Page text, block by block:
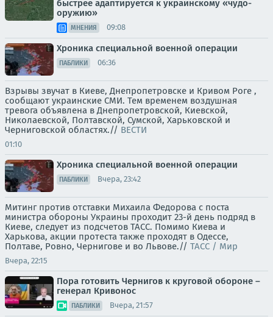
быстрее адаптируется к украинскому «чудо-
оружию»
МНЕНИЯ 09:08
Хроника специальной военной операции
ПАБЛИКИ 06:36
Взрывы звучат в Киеве, Днепропетровске и Кривом Роге ,
сообщают украинские СМИ. Тем временем воздушная
тревога объявлена в Днепропетровской, Киевской,
Николаевской, Полтавской, Сумской, Харьковской и
Черниговской областях.// ВЕСТИ
01:10
Хроника специальной военной операции
ПАБЛИКИ Вчера, 23:42
Митинг против отставки Михаила Федорова с поста
министра обороны Украины проходит 23-й день подряд в
Киеве, следует из подсчетов ТАСС. Помимо Киева и
Харькова, акции протеста также проходят в Одессе,
Полтаве, Ровно, Чернигове и во Львове.// ТАСС / Мир
Вчера, 22:15
Пора готовить Чернигов к круговой обороне –
генерал Кривонос
ПАБЛИКИ Вчера, 21:57